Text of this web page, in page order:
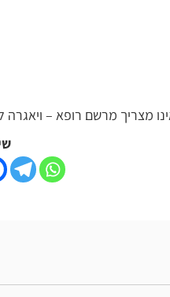
מרשם רופא – ויאגרה ללא